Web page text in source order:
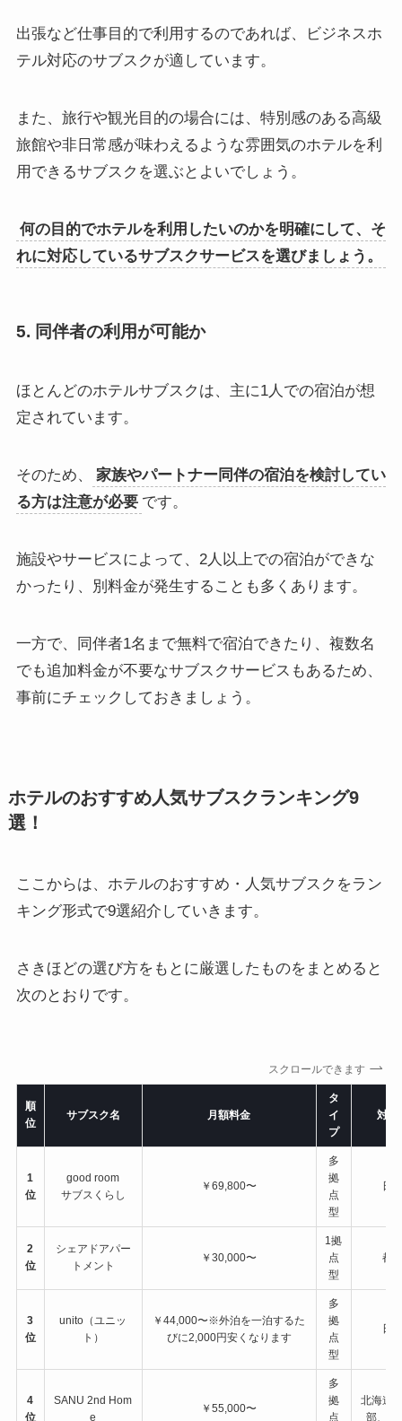
出張など仕事目的で利用するのであれば、ビジネスホ
テル対応のサブスクが適しています。
また、旅行や観光目的の場合には、特別感のある高級
旅館や非日常感が味わえるような雰囲気のホテルを利
用できるサブスクを選ぶとよいでしょう。
何の目的でホテルを利用したいのかを明確にして、そ
れに対応しているサブスクサービスを選びましょう。
5. 同伴者の利用が可能か
ほとんどのホテルサブスクは、主に1人での宿泊が想
定されています。
そのため、
家族やパートナー同伴の宿泊を検討してい
る方は注意が必要 です。
施設やサービスによって、2人以上での宿泊ができな
かったり、別料金が発生することも多くあります。
一方で、同伴者1名まで無料で宿泊できたり、複数名
でも追加料金が不要なサブスクサービスもあるため、
事前にチェックしておきましょう。
ホテルのおすすめ人気サブスクランキング9
選！
ここからは、ホテルのおすすめ・人気サブスクをラン
キング形式で9選紹介していきます。
さきほどの選び方をもとに厳選したものをまとめると
次のとおりです。
スクロールできます
順
位
サブスク名 月額料金
タ
イ
プ
対応
1
位
good room
サブスくらし
￥69,800〜
多
拠
点
型
日
2
位
シェアドアパー
トメント
￥30,000〜
1拠
点
型
都
3
位
unito（ユニッ
ト）
￥44,000〜※外泊を一泊するた
びに2,000円安くなります
多
拠
点
型
日
4
位
SANU 2nd Hom
e
￥55,000〜
多
拠
点
北海道
部、近